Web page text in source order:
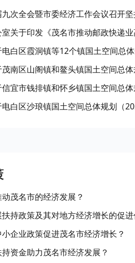
白区霞洞镇等12个镇国土空间总
南区山阁镇和鳌头镇国土空间总
宜市钱排镇和怀乡镇国土空间总
白区沙琅镇国土空间总体规划（
茂名市的经济发展？
持政策及其对地方经济增长的促
企业政策促进茂名市经济增长？
资金助力茂名市经济发展？